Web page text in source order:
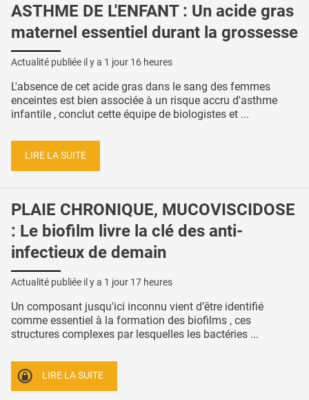
ASTHME DE L'ENFANT : Un acide gras
maternel essentiel durant la grossesse
Actualité publiée il y a 1 jour 16 heures
L'absence de cet acide gras dans le sang des femmes
enceintes est bien associée à un risque accru d'asthme
infantile , conclut cette équipe de biologistes et ...
LIRE LA SUITE
PLAIE CHRONIQUE, MUCOVISCIDOSE
: Le biofilm livre la clé des anti-
infectieux de demain
Actualité publiée il y a 1 jour 17 heures
Un composant jusqu'ici inconnu vient d’être identifié
comme essentiel à la formation des biofilms , ces
structures complexes par lesquelles les bactéries ...
LIRE LA SUITE